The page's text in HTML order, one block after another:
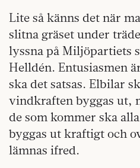
Lite så känns det när
slitna gräset under
lyssna på Miljöpartiets
Helldén. Entusiasmen
ska det satsas. Elbilar
vindkraften byggas ut,
de som kommer ska
byggas ut kraftigt och
lämnas ifred.